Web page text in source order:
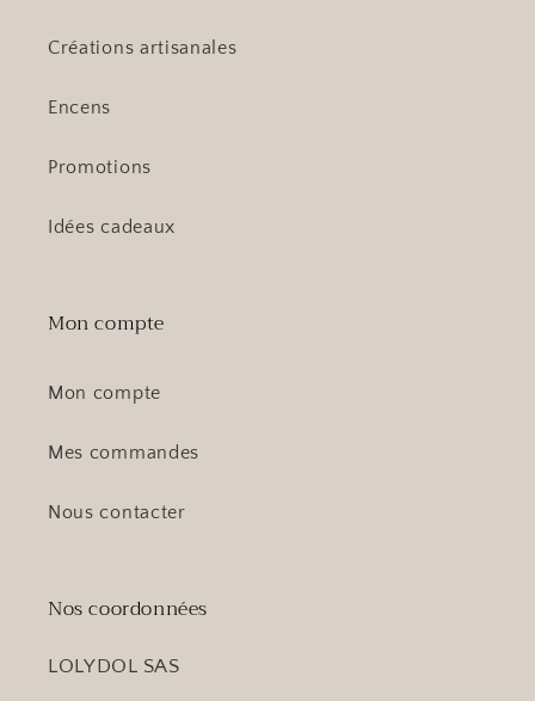
Créations artisanales
Encens
Promotions
Idées cadeaux
Mon compte
Mon compte
Mes commandes
Nous contacter
Nos coordonnées
LOLYDOL SAS